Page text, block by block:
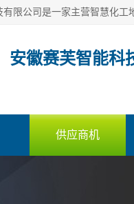
安徽赛芙智能科
供应商机